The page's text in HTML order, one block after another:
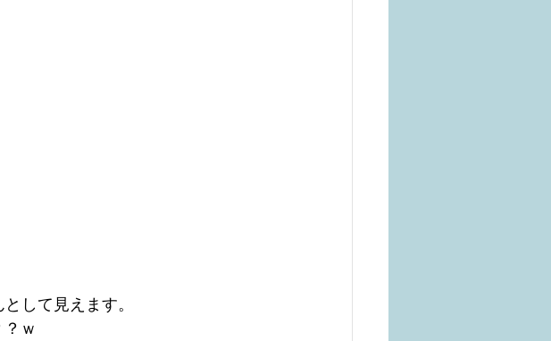
して見えます。
ｗ